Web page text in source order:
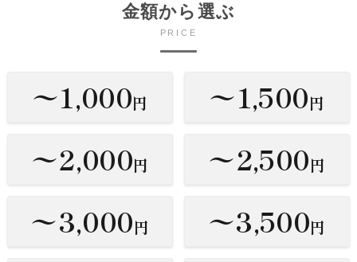
金額から選ぶ
PRICE
〜1,000円 〜1,500円
〜2,000円 〜2,500円
〜3,000円 〜3,500円